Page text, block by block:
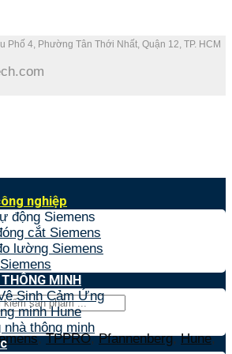
Phố 4, Phường Tân Thới Nhất, Quận 12, TP. HCM
,TPPRO,Pfannenberg,Hune,
nghiệp
động Siemens
cắt Siemens
lường Siemens
MINH
Sinh Cảm Ứng
minh Hune
nhà thông minh